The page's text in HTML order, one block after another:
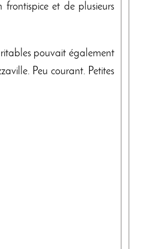
et de plusieurs
pouvait également
Peu courant. Petites